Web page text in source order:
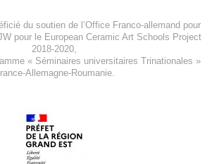
du soutien de l’Office Franco-allemand pour
pour leEuropean Ceramic Art Schools Project
2018-2020
« Séminaires universitaires Trinationales »
Allemagne-Roumanie.